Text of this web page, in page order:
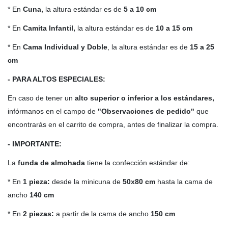
* En Cuna, la altura estándar es de 5 a 10 cm
* En Camita Infantil, la altura estándar es de 10 a 15 cm
* En Cama Individual y Doble , la altura estándar es de 15 a 25
cm
- PARA ALTOS ESPECIALES:
En caso de tener un alto superior o inferior a los estándares,
infórmanos en el campo de "Observaciones de pedido" que
encontrarás en el carrito de compra, antes de finalizar la compra.
- IMPORTANTE:
La funda de almohada tiene la confección estándar de:
* En 1 pieza: desde la minicuna de 50x80 cm hasta la cama de
ancho 140 cm
* En 2 piezas: a partir de la cama de ancho 150 cm